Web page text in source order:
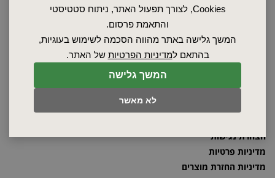
המשך גלישה
לא מאשר
Cookies, לצורך תפעול האתר, ניתוח סטטיסטי
והתאמת פרסום.
המשך גלישה באתר מהווה הסכמה לשימוש בעוגיות,
בהתאם למדיניות הפרטיות של האתר.
מאמרים
הצהרת נגישות
מדיניות פרטיות
מדיניות החזרת מוצרים